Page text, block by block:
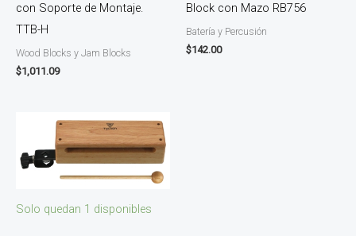
con Soporte de Montaje.
TTB-H
Wood Blocks y Jam Blocks
$1,011.09
Block con Mazo RB756
Batería y Percusión
$142.00
Solo quedan 1 disponibles